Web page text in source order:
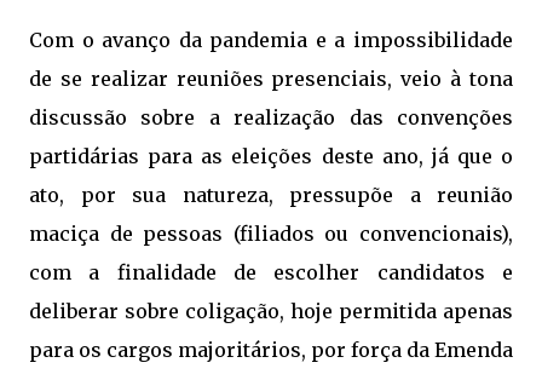
Com o avanço da pandemia e a impossibilidade
de se realizar reuniões presenciais, veio à tona
discussão sobre a realização das convenções
partidárias para as eleições deste ano, já que o
ato, por sua natureza, pressupõe a reunião
maciça de pessoas (filiados ou convencionais),
com a finalidade de escolher candidatos e
deliberar sobre coligação, hoje permitida apenas
para os cargos majoritários, por força da Emenda